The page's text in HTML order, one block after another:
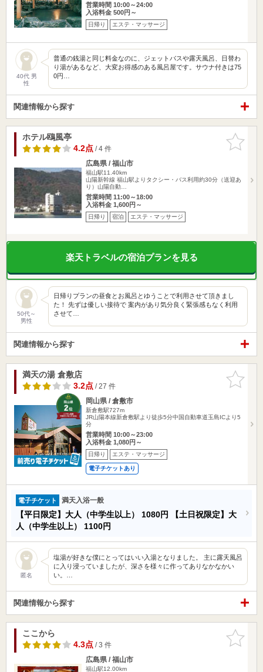
営業時間 10:00～24:00
入浴料金 500円～
日帰り エステ・マッサージ
40代 男
性
普通の銭湯と同じ料金なのに、ジェットバスや露天風呂、日替わ
り湯があるなど、大変お得感のある風呂屋です。サウナ付きは75
0円…
関連情報から探す
お気に入
りに追加
ホテル鴎風亭
4.2点/ 4 件
広島県 / 福山市
福山駅11.40km
山陽新幹線 福山駅よりタクシー・バス利用約30分（送迎あ
り）山陽自動…
営業時間 11:00～18:00
入浴料金 1,600円～
日帰り 宿泊 エステ・マッサージ
楽天トラベルの宿泊プランを見る
50代～
男性
日帰りプランの昼食とお風呂とゆうことで利用させて頂きまし
た！ 先ずは優しい接待で 案内があり気分良く緊張感もなく利用
させて…
関連情報から探す
お気に入
りに追加
満天の湯 倉敷店
3.2点/ 27 件
岡山県 / 倉敷市
新倉敷駅727m
JR山陽本線新倉敷駅より徒歩5分中国自動車道玉島ICより5
分
営業時間 10:00～23:00
入浴料金 1,080円～
日帰り エステ・マッサージ
電子チケットあり
電子チケット 満天入浴一般
【平日限定】大人（中学生以上） 1080円
【土日祝限定】大
人（中学生以上） 1100円
匿名
塩湯が好きな僕にとってはいい入湯となりました。 主に露天風呂
に入り浸っていましたが、深さを様々に作ってありなかなかい
い。…
関連情報から探す
お気に入
りに追加
ここから
4.3点/ 3 件
広島県 / 福山市
福山駅12.00km